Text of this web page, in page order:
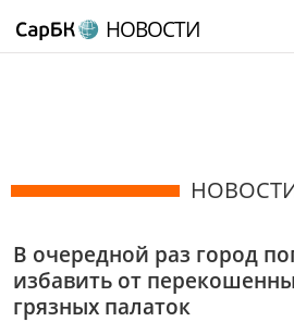
НОВОСТИ
В очередной раз город
избавить от
грязных палаток